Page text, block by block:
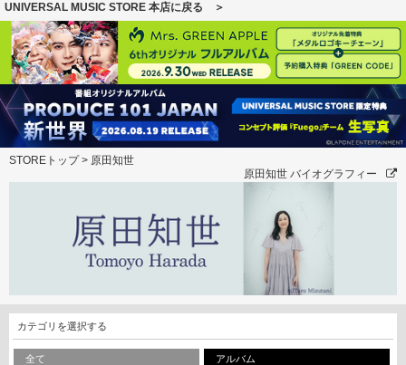
UNIVERSAL MUSIC STORE 本店に戻る ＞
STOREトップ> 原田知世
原田知世 バイオグラフィー
カテゴリを選択する
全て アルバム